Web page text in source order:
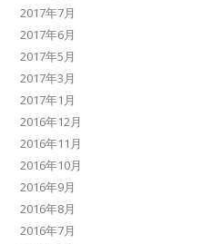
2017年7月
2017年6月
2017年5月
2017年3月
2017年1月
2016年12月
2016年11月
2016年10月
2016年9月
2016年8月
2016年7月